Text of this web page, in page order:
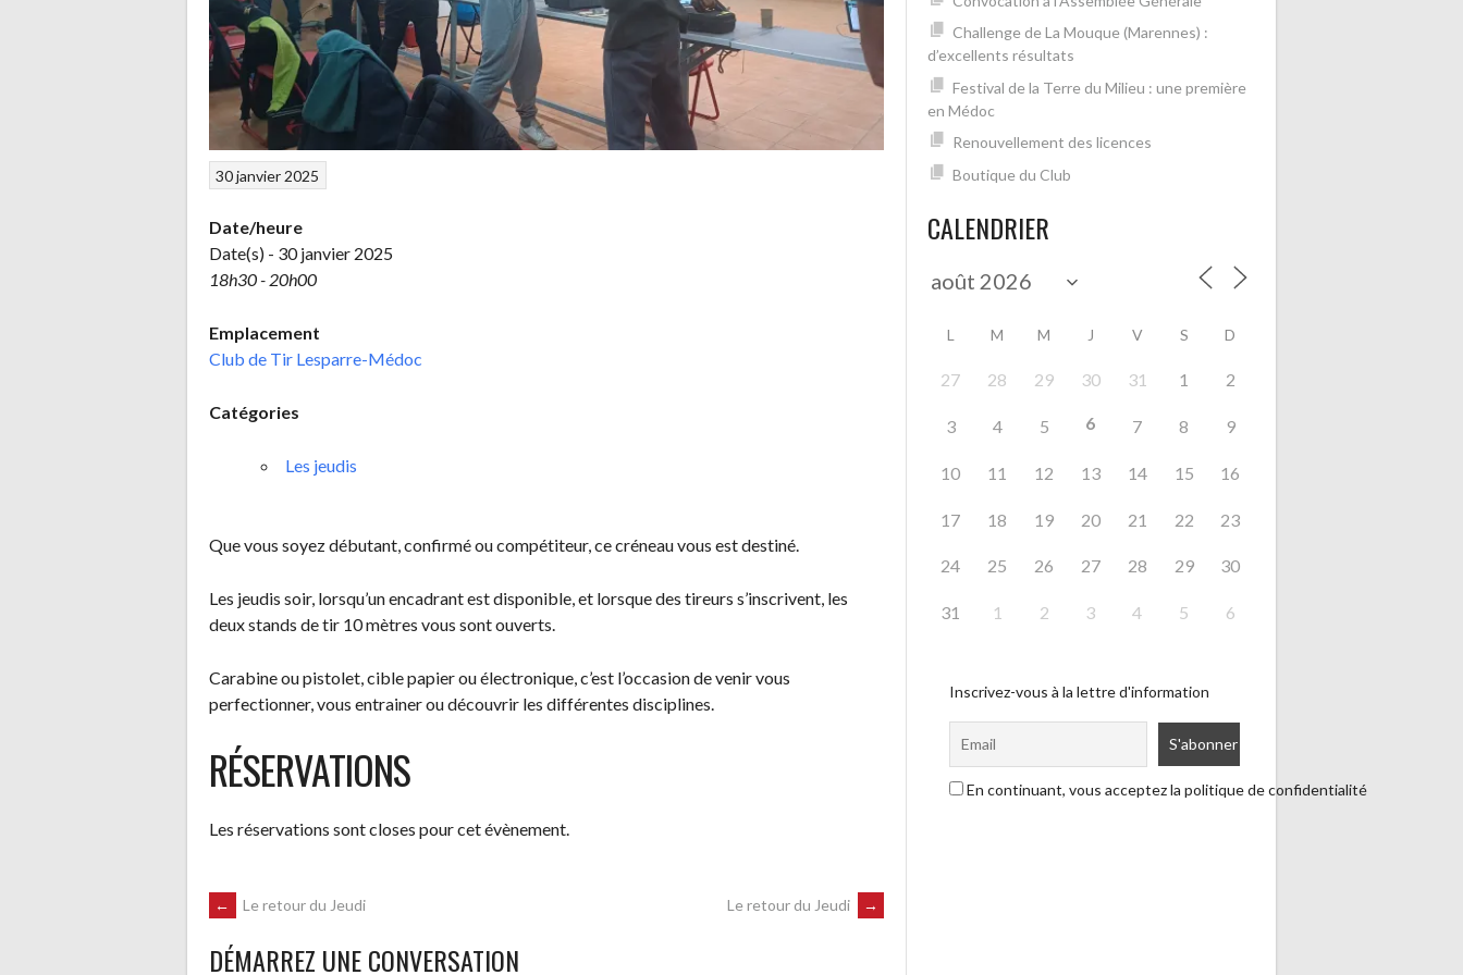
30 janvier 2025
Date/heure
Date(s) - 30 janvier 2025
18h30 - 20h00
Emplacement
Club de Tir Lesparre-Médoc
Catégories
Les jeudis
Que vous soyez débutant, confirmé ou compétiteur, ce créneau vous est destiné.
Les jeudis soir, lorsqu’un encadrant est disponible, et lorsque des tireurs s’inscrivent, les
deux stands de tir 10 mètres vous sont ouverts.
Carabine ou pistolet, cible papier ou électronique, c’est l’occasion de venir vous
perfectionner, vous entrainer ou découvrir les différentes disciplines.
RÉSERVATIONS
Les réservations sont closes pour cet évènement.
NAVIGATION
← Le retour du Jeudi Le retour du Jeudi →
DÉMARREZ UNE CONVERSATION
Challenge de La Mouque (Marennes) :
d’excellents résultats
Festival de la Terre du Milieu : une première
en Médoc
Renouvellement des licences
Boutique du Club
CALENDRIER
L M M J V S D
27 28 29 30 31 1 2
3 4 5 6 7 8 9
10 11 12 13 14 15 16
17 18 19 20 21 22 23
24 25 26 27 28 29 30
31 1 2 3 4 5 6
Inscrivez-vous à la lettre d'information
En continuant, vous acceptez la politique de confidentialité